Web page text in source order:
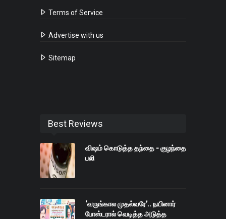
Terms of Service
Advertise with us
Sitemap
Best Reviews
விஷம் கொடுத்த தந்தை - குழந்தை
பலி
‘வருங்கால முதல்வரே’.. நயினார்
போஸ்டரால் வெடித்த அடுத்த